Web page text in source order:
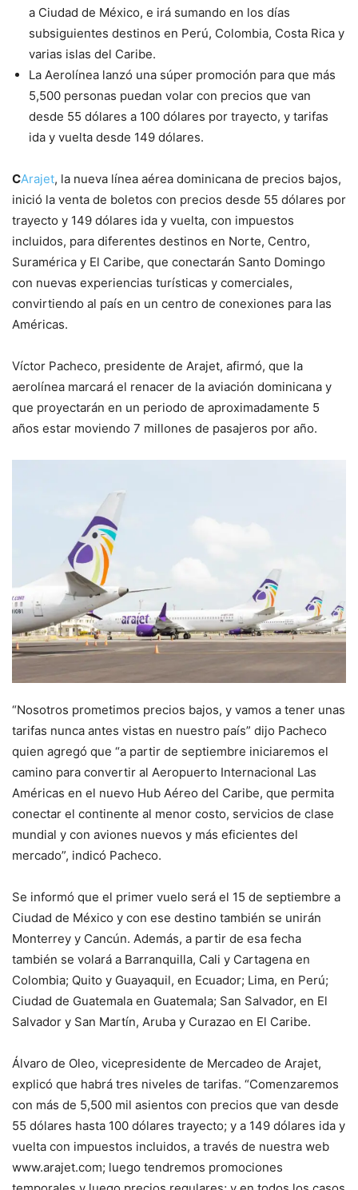
a Ciudad de México, e irá sumando en los días
subsiguientes destinos en Perú, Colombia, Costa Rica y
varias islas del Caribe.
La Aerolínea lanzó una súper promoción para que más
5,500 personas puedan volar con precios que van
desde 55 dólares a 100 dólares por trayecto, y tarifas
ida y vuelta desde 149 dólares.
CArajet, la nueva línea aérea dominicana de precios bajos,
inició la venta de boletos con precios desde 55 dólares por
trayecto y 149 dólares ida y vuelta, con impuestos
incluidos, para diferentes destinos en Norte, Centro,
Suramérica y El Caribe, que conectarán Santo Domingo
con nuevas experiencias turísticas y comerciales,
convirtiendo al país en un centro de conexiones para las
Américas.
Víctor Pacheco, presidente de Arajet, afirmó, que la
aerolínea marcará el renacer de la aviación dominicana y
que proyectarán en un periodo de aproximadamente 5
años estar moviendo 7 millones de pasajeros por año.
“Nosotros prometimos precios bajos, y vamos a tener unas
tarifas nunca antes vistas en nuestro país” dijo Pacheco
quien agregó que “a partir de septiembre iniciaremos el
camino para convertir al Aeropuerto Internacional Las
Américas en el nuevo Hub Aéreo del Caribe, que permita
conectar el continente al menor costo, servicios de clase
mundial y con aviones nuevos y más eficientes del
mercado”, indicó Pacheco.
Se informó que el primer vuelo será el 15 de septiembre a
Ciudad de México y con ese destino también se unirán
Monterrey y Cancún. Además, a partir de esa fecha
también se volará a Barranquilla, Cali y Cartagena en
Colombia; Quito y Guayaquil, en Ecuador; Lima, en Perú;
Ciudad de Guatemala en Guatemala; San Salvador, en El
Salvador y San Martín, Aruba y Curazao en El Caribe.
Álvaro de Oleo, vicepresidente de Mercadeo de Arajet,
explicó que habrá tres niveles de tarifas. “Comenzaremos
con más de 5,500 mil asientos con precios que van desde
55 dólares hasta 100 dólares trayecto; y a 149 dólares ida y
vuelta con impuestos incluidos, a través de nuestra web
www.arajet.com; luego tendremos promociones